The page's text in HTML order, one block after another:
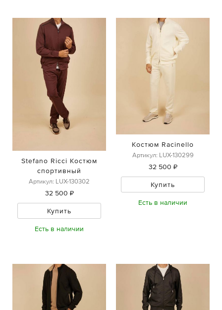
Stefano Ricci Костюм
спортивный
Артикул: LUX-130302
32 500 ₽
Купить
Есть в наличии
Костюм Racinello
Артикул: LUX-130299
32 500 ₽
Купить
Есть в наличии